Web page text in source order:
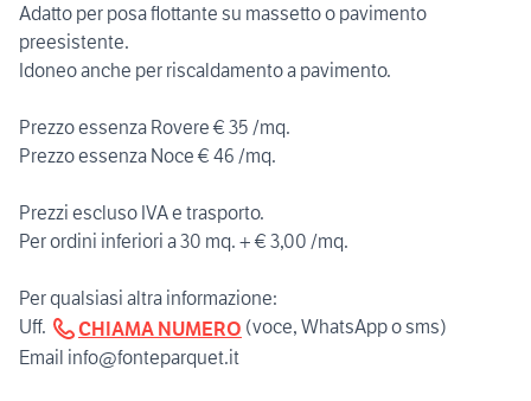
Adatto per posa flottante su massetto o pavimento
preesistente.
Idoneo anche per riscaldamento a pavimento.
Prezzo essenza Rovere € 35 /mq.
Prezzo essenza Noce € 46 /mq.
Prezzi escluso IVA e trasporto.
Per ordini inferiori a 30 mq. + € 3,00 /mq.
Per qualsiasi altra informazione:
Uff.
CHIAMA NUMERO (voce, WhatsApp o sms)
Email info@fonteparquet.it